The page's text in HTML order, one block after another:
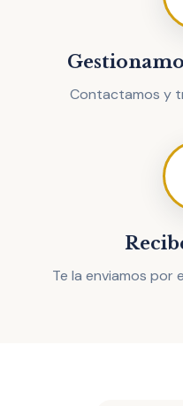
Contactamos y
Te la enviamos por